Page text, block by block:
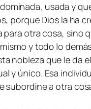
usada y
porque Dios la ha
otra cosa, sino
y todo lo
nobleza que le da
y único. Esa
subordine a otra